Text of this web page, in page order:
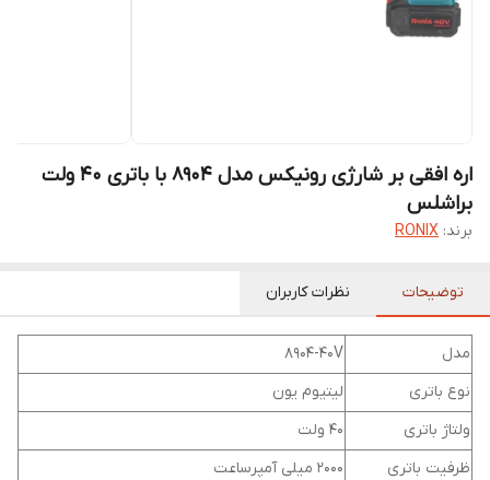
اره افقی بر شارژی رونیکس مدل 8904 با باتری ۴۰ ولت
براشلس
برند: RONIX
توضیحات نظرات کاربران
مدل
8904-40V
نوع باتری
لیتیوم یون
ولتاژ باتری
40 ولت
ظرفیت باتری
2000 میلی آمپرساعت